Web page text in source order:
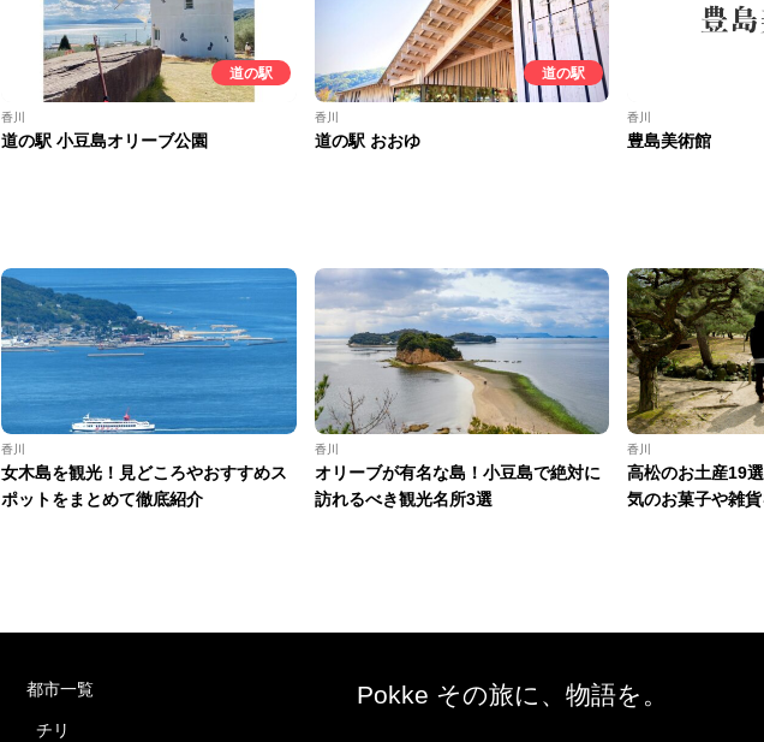
道の駅
香川
道の駅 小豆島オリーブ公園
道の駅
香川
道の駅 おおゆ
香川
豊島美術館
香川
女木島を観光！見どころやおすすめス
ポットをまとめて徹底紹介
香川
オリーブが有名な島！小豆島で絶対に
訪れるべき観光名所3選
香川
高松のお土産19
気のお菓子や雑
都市一覧
チリ
Pokke その旅に、物語を。